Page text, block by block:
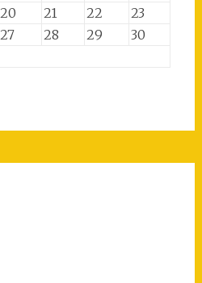
20 21 22
23
27 28 29
30